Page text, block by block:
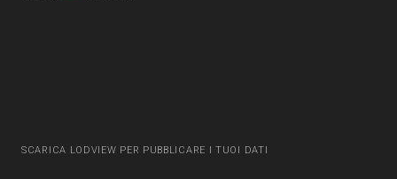
SCARICA LODVIEW PER PUBBLICARE I TUOI DATI